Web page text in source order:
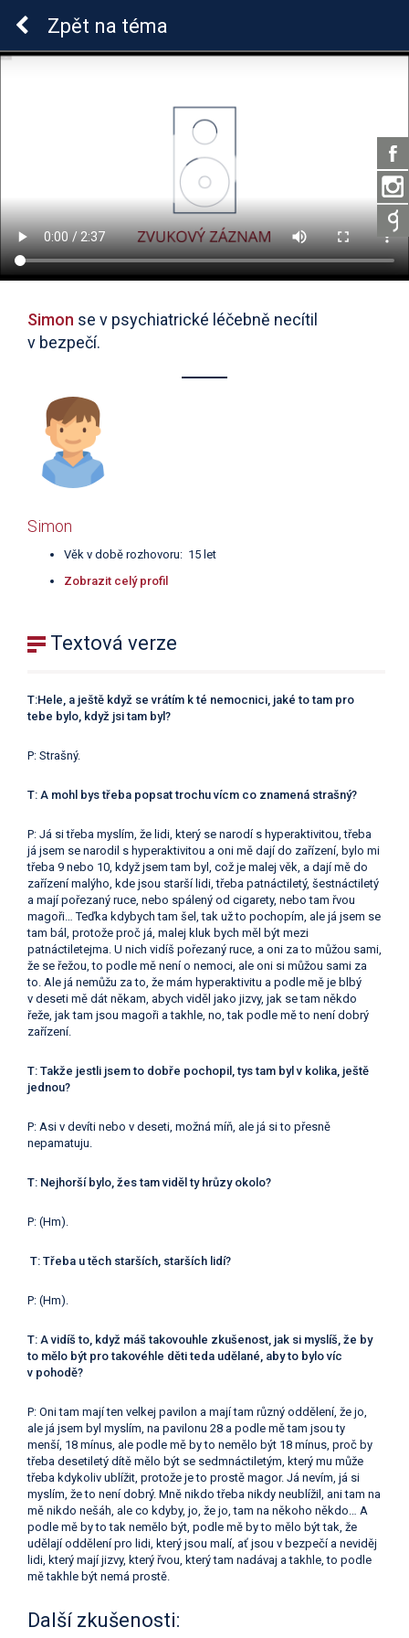
ADHD u dětí
Zpět na téma
Simon se v psychiatrické léčebně necítil
v bezpečí.
Simon
Věk v době rozhovoru: 15 let
Zobrazit celý profil
Textová verze
T:Hele, a ještě když se vrátím k té nemocnici, jaké to tam pro
tebe bylo, když jsi tam byl?
P: Strašný.
T: A mohl bys třeba popsat trochu vícm co znamená strašný?
P: Já si třeba myslím, že lidi, který se narodí s hyperaktivitou, třeba
já jsem se narodil s hyperaktivitou a oni mě dají do zařízení, bylo mi
třeba 9 nebo 10, když jsem tam byl, což je malej věk, a dají mě do
zařízení malýho, kde jsou starší lidi, třeba patnáctiletý, šestnáctiletý
a mají pořezaný ruce, nebo spálený od cigarety, nebo tam řvou
magoři… Teďka kdybych tam šel, tak už to pochopím, ale já jsem se
tam bál, protože proč já, malej kluk bych měl být mezi
patnáctiletejma. U nich vidíš pořezaný ruce, a oni za to můžou sami,
že se řežou, to podle mě není o nemoci, ale oni si můžou sami za
to. Ale já nemůžu za to, že mám hyperaktivitu a podle mě je blbý
v deseti mě dát někam, abych viděl jako jizvy, jak se tam někdo
řeže, jak tam jsou magoři a takhle, no, tak podle mě to není dobrý
zařízení.
T: Takže jestli jsem to dobře pochopil, tys tam byl v kolika, ještě
jednou?
P: Asi v devíti nebo v deseti, možná míň, ale já si to přesně
nepamatuju.
T: Nejhorší bylo, žes tam viděl ty hrůzy okolo?
P: (Hm).
T: Třeba u těch starších, starších lidí?
P: (Hm).
T: A vidíš to, když máš takovouhle zkušenost, jak si myslíš, že by
to mělo být pro takovéhle děti teda udělané, aby to bylo víc
v pohodě?
P: Oni tam mají ten velkej pavilon a mají tam různý oddělení, že jo,
ale já jsem byl myslím, na pavilonu 28 a podle mě tam jsou ty
menší, 18 mínus, ale podle mě by to nemělo být 18 mínus, proč by
třeba desetiletý dítě mělo být se sedmnáctiletým, který mu může
třeba kdykoliv ublížit, protože je to prostě magor. Já nevím, já si
myslím, že to není dobrý. Mně nikdo třeba nikdy neublížil, ani tam na
mě nikdo nešáh, ale co kdyby, jo, že jo, tam na někoho někdo… A
podle mě by to tak nemělo být, podle mě by to mělo být tak, že
udělají oddělení pro lidi, který jsou malí, ať jsou v bezpečí a neviděj
lidi, který mají jizvy, který řvou, který tam nadávaj a takhle, to podle
mě takhle být nemá prostě.
Další zkušenosti: